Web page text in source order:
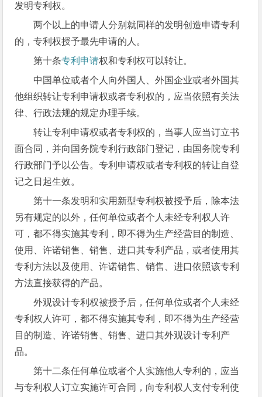
发明专利权。
两个以上的申请人分别就同样的发明创造申请专利
的，专利权授予最先申请的人。
第十条专利申请权和专利权可以转让。
中国单位或者个人向外国人、外国企业或者外国其
他组织转让专利申请权或者专利权的，应当依照有关法
律、行政法规的规定办理手续。
转让专利申请权或者专利权的，当事人应当订立书
面合同，并向国务院专利行政部门登记，由国务院专利
行政部门予以公告。专利申请权或者专利权的转让自登
记之日起生效。
第十一条发明和实用新型专利权被授予后，除本法
另有规定的以外，任何单位或者个人未经专利权人许
可，都不得实施其专利，即不得为生产经营目的制造、
使用、许诺销售、销售、进口其专利产品，或者使用其
专利方法以及使用、许诺销售、销售、进口依照该专利
方法直接获得的产品。
外观设计专利权被授予后，任何单位或者个人未经
专利权人许可，都不得实施其专利，即不得为生产经营
目的制造、许诺销售、销售、进口其外观设计专利产
品。
第十二条任何单位或者个人实施他人专利的，应当
与专利权人订立实施许可合同，向专利权人支付专利使